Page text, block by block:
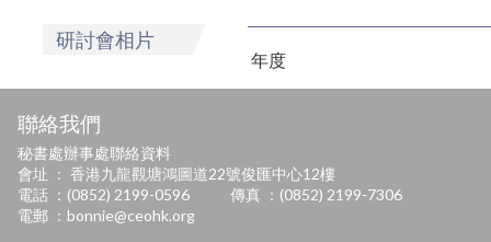
研討會相片
年度
聯絡我們
秘書處辦事處聯絡資料
會址 ： 香港九龍觀塘鴻圖道22號俊匯中心12樓
電話 ：(0852) 2199-0596
傳真 ：(0852) 2199-7306
電郵 ： bonnie@ceohk.org